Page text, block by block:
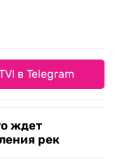
в Telegram
ждет
рек